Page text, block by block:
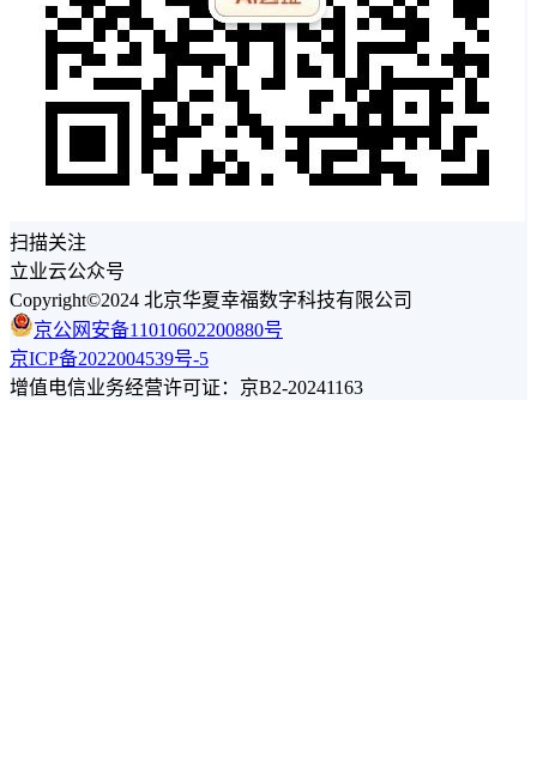
扫描关注
立业云公众号
Copyright©2024 北京华夏幸福数字科技有限公司
京公网安备11010602200880号
京ICP备2022004539号-5
增值电信业务经营许可证：京B2-20241163